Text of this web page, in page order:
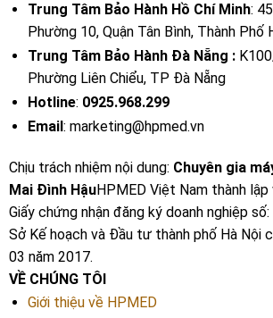
Trung Tâm Bảo Hành Hồ Chí Minh:
Phường 10, Quận Tân Bình, Thành Phố
Trung Tâm Bảo Hành Đà Nẵng :
Phường Liên Chiểu, TP Đà Nẵng
Hotline: 0925.968.299
Email : marketing@hpmed.vn
Chịu trách nhiệm nội dung: Chuyên gia
Mai Đình HậuHPMED Việt Nam thành
Giấy chứng nhận đăng ký doanh nghiệp
Sở Kế hoạch và Đầu tư thành phố Hà Nội
03 năm 2017.
VỀ CHÚNG TÔI
Giới thiệu về HPMED